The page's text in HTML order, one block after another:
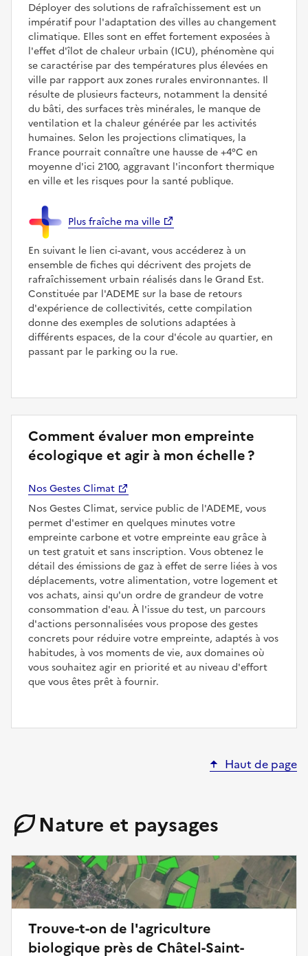
Déployer des solutions de rafraîchissement est un
impératif pour l'adaptation des villes au changement
climatique. Elles sont en effet fortement exposées à
l'effet d'îlot de chaleur urbain (ICU), phénomène qui
se caractérise par des températures plus élevées en
ville par rapport aux zones rurales environnantes. Il
résulte de plusieurs facteurs, notamment la densité
du bâti, des surfaces très minérales, le manque de
ventilation et la chaleur générée par les activités
humaines. Selon les projections climatiques, la
France pourrait connaître une hausse de +4°C en
moyenne d'ici 2100, aggravant l'inconfort thermique
en ville et les risques pour la santé publique.
Plus fraîche ma ville
En suivant le lien ci-avant, vous accéderez à un
ensemble de fiches qui décrivent des projets de
rafraîchissement urbain réalisés dans le Grand Est.
Constituée par l'ADEME sur la base de retours
d'expérience de collectivités, cette compilation
donne des exemples de solutions adaptées à
différents espaces, de la cour d'école au quartier, en
passant par le parking ou la rue.
Comment évaluer mon empreinte
écologique et agir à mon échelle ?
Nos Gestes Climat
Nos Gestes Climat, service public de l'ADEME, vous
permet d'estimer en quelques minutes votre
empreinte carbone et votre empreinte eau grâce à
un test gratuit et sans inscription. Vous obtenez le
détail des émissions de gaz à effet de serre liées à vos
déplacements, votre alimentation, votre logement et
vos achats, ainsi qu'un ordre de grandeur de votre
consommation d'eau. À l'issue du test, un parcours
d'actions personnalisées vous propose des gestes
concrets pour réduire votre empreinte, adaptés à vos
habitudes, à vos moments de vie, aux domaines où
vous souhaitez agir en priorité et au niveau d'effort
que vous êtes prêt à fournir.
Haut de page
Nature et paysages
Trouve-t-on de l'agriculture
biologique près de Châtel-Saint-